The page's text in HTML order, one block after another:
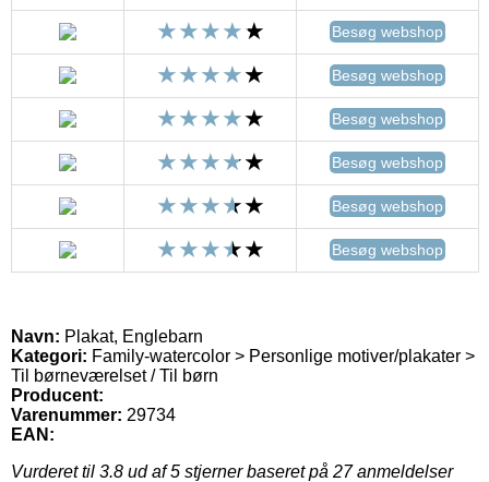
Besøg webshop
Besøg webshop
Besøg webshop
Besøg webshop
Besøg webshop
Besøg webshop
Navn: Plakat, Englebarn
Kategori: Family-watercolor > Personlige motiver/plakater >
Til børneværelset / Til børn
Producent:
Varenummer: 29734
EAN:
Vurderet til 3.8 ud af 5 stjerner baseret på 27anmeldelser